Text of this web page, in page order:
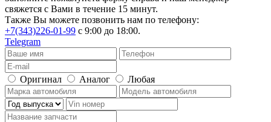
свяжется с Вами в течение 15 минут.
Также Вы можете позвонить нам по телефону:
+7(343)226-01-99 с 9:00 до 18:00.
Telegram
Оригинал Аналог Любая